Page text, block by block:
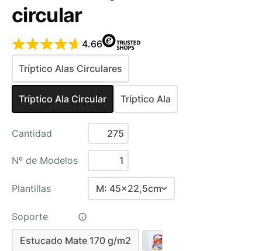
circular
4.66
Tríptico Alas Circulares
Tríptico Ala Circular Tríptico Ala
Cantidad
Nº de Modelos
Plantillas
M: 45x22,5cm
M: 45x22,5cm
Soporte
Estucado Mate 170 g/m2